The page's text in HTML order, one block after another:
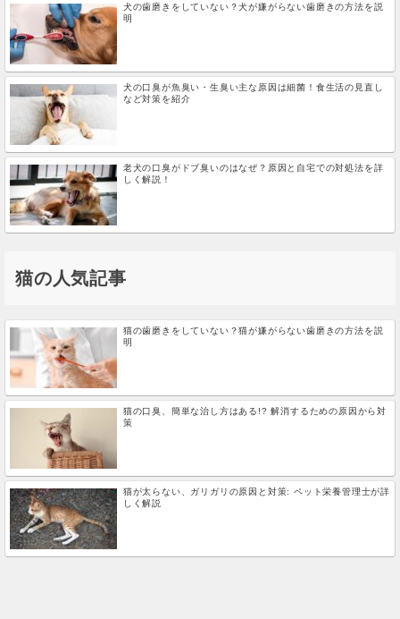
犬の歯磨きをしていない？犬が嫌がらない歯磨きの方法を説
明
犬の口臭が魚臭い・生臭い主な原因は細菌！食生活の見直し
など対策を紹介
老犬の口臭がドブ臭いのはなぜ？原因と自宅での対処法を詳
しく解説！
猫の人気記事
猫の歯磨きをしていない？猫が嫌がらない歯磨きの方法を説
明
猫の口臭、簡単な治し方はある!? 解消するための原因から対
策
猫が太らない、ガリガリの原因と対策: ペット栄養管理士が詳
しく解説